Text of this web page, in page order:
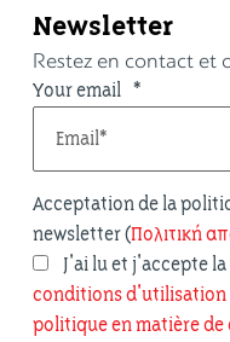
Newsletter
Restez en contact et
Your email *
Acceptation de la
newsletter (Πολιτική
J'ai lu et j'accepte la
conditions d'utilisation
politique en matière de